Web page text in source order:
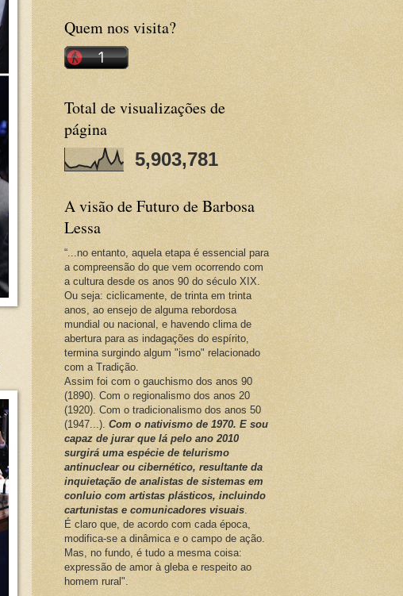
Quem nos visita?
Total de visualizações de
página
5,903,781
A visão de Futuro de Barbosa
Lessa
“...no entanto, aquela etapa é essencial para
a compreensão do que vem ocorrendo com
a cultura desde os anos 90 do século XIX.
Ou seja: ciclicamente, de trinta em trinta
anos, ao ensejo de alguma rebordosa
mundial ou nacional, e havendo clima de
abertura para as indagações do espírito,
termina surgindo algum "ismo" relacionado
com a Tradição.
Assim foi com o gauchismo dos anos 90
(1890). Com o regionalismo dos anos 20
(1920). Com o tradicionalismo dos anos 50
(1947...). Com o nativismo de 1970. E sou
capaz de jurar que lá pelo ano 2010
surgirá uma espécie de telurismo
antinuclear ou cibernético, resultante da
inquietação de analistas de sistemas em
conluio com artistas plásticos, incluindo
cartunistas e comunicadores visuais.
É claro que, de acordo com cada época,
modifica-se a dinâmica e o campo de ação.
Mas, no fundo, é tudo a mesma coisa:
expressão de amor à gleba e respeito ao
homem rural".